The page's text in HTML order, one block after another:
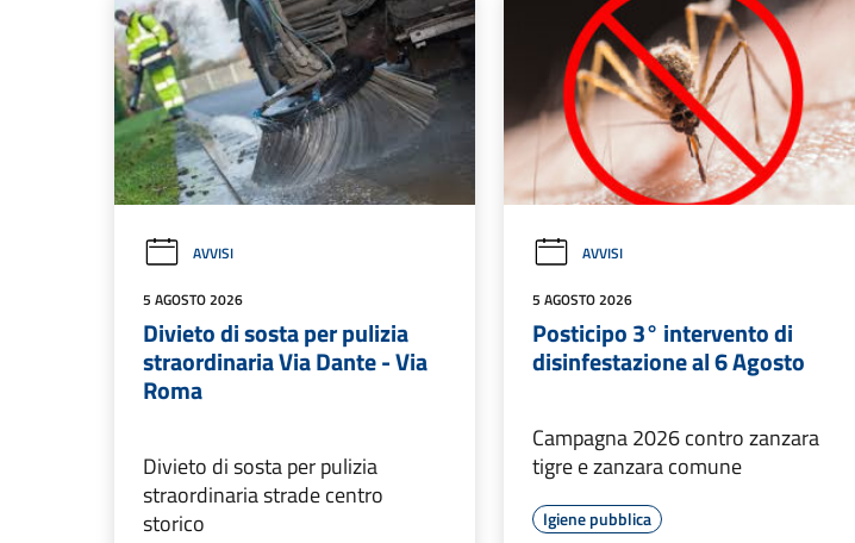
AVVISI
5 AGOSTO 2026
Divieto di sosta per pulizia
straordinaria Via Dante - Via
Roma
Divieto di sosta per pulizia
straordinaria strade centro
storico
AVVISI
5 AGOSTO 2026
Posticipo 3° intervento di
disinfestazione al 6 Agosto
Campagna 2026 contro zanzara
tigre e zanzara comune
Igiene pubblica